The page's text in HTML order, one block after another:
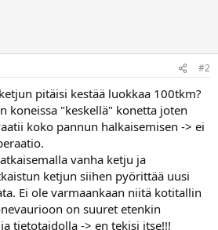
#2
pitäisi kestää luokkaa 100tkm?
koneissa "keskellä" konetta joten
koko pannun halkaisemisen -> ei
vanha ketju ja
ketjun siihen pyörittää uusi
Ei ole varmaankaan niitä kotitallin
on suuret etenkin
tietotaidolla -> en tekisi itse!!!